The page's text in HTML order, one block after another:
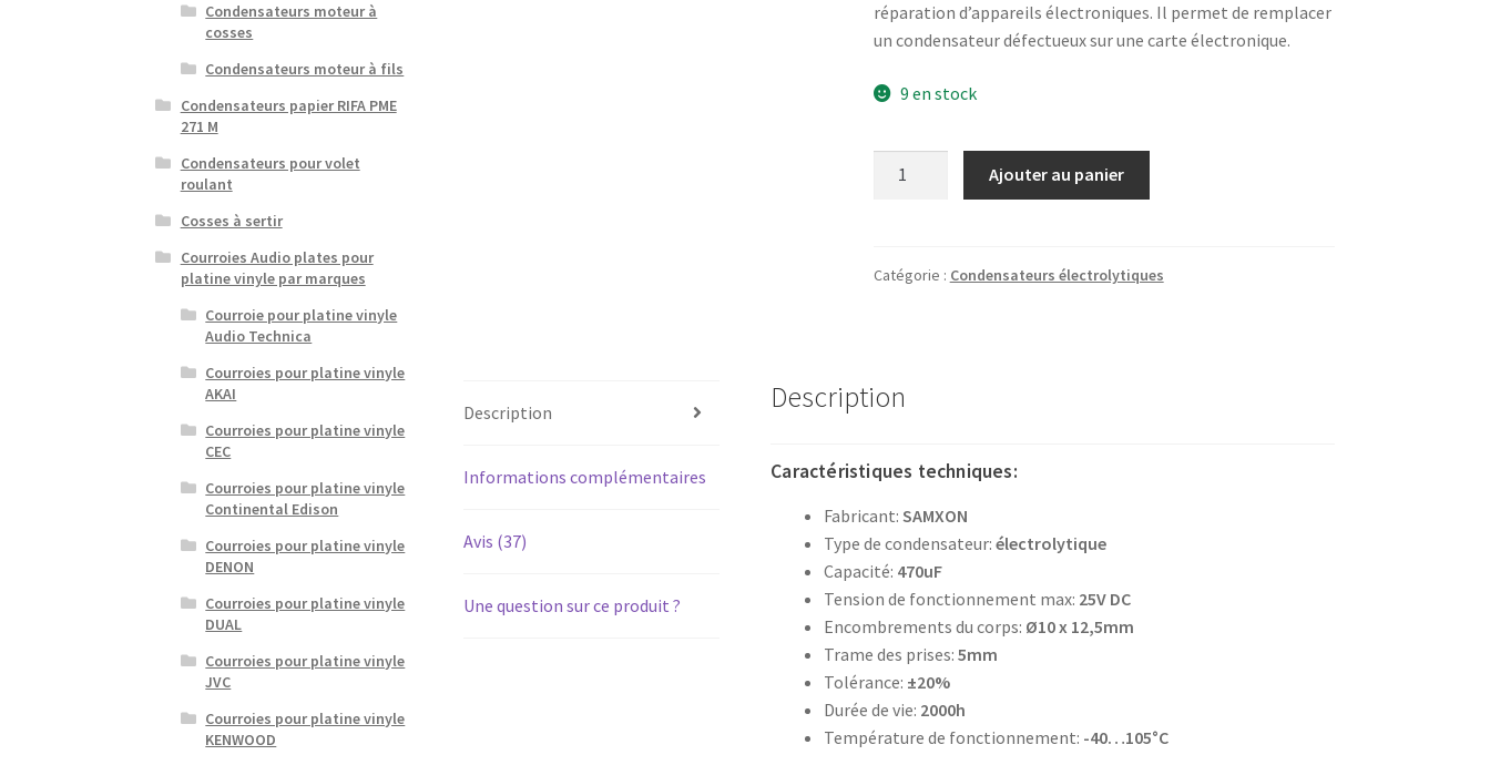
réparation d’appareils électroniques. Il permet de remplacer
un condensateur défectueux sur une carte électronique.
9 en stock
chimique
105°
Ajouter au panier
Catégorie : Condensateurs électrolytiques
Description
Informations complémentaires
Avis (37)
Une question sur ce produit ?
Description
Caractéristiques techniques:
Fabricant:SAMXON
Type de condensateur:électrolytique
Capacité: 470uF
Tension de fonctionnement max: 25V DC
Encombrements du corps: Ø10 x 12,5mm
Trame des prises:5mm
Tolérance: ±20%
Durée de vie: 2000h
Température de fonctionnement: -40…105°C
Condensateurs moteur à
cosses
Condensateurs moteur à fils
Condensateurs papier RIFA PME
271 M
Condensateurs pour volet
roulant
Cosses à sertir
Courroies Audio plates pour
platine vinyle par marques
Courroie pour platine vinyle
Audio Technica
Courroies pour platine vinyle
AKAI
Courroies pour platine vinyle
CEC
Courroies pour platine vinyle
Continental Edison
Courroies pour platine vinyle
DENON
Courroies pour platine vinyle
DUAL
Courroies pour platine vinyle
JVC
Courroies pour platine vinyle
KENWOOD